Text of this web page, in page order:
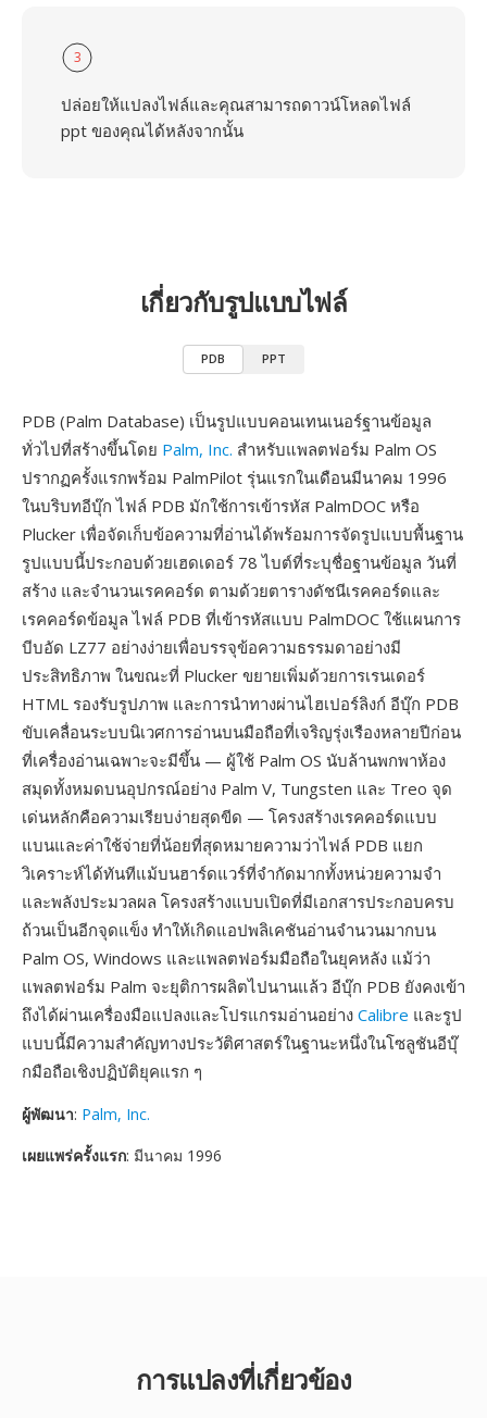
3
ปล่อยให้แปลงไฟล์และคุณสามารถดาวน์โหลดไฟล์
ppt ของคุณได้หลังจากนั้น
เกี่ยวกับรูปแบบไฟล์
PDB PPT
PDB (Palm Database) เป็นรูปแบบคอนเทนเนอร์ฐานข้อมูล
ทั่วไปที่สร้างขึ้นโดย Palm, Inc. สำหรับแพลตฟอร์ม Palm OS
ปรากฏครั้งแรกพร้อม PalmPilot รุ่นแรกในเดือนมีนาคม 1996
ในบริบทอีบุ๊ก ไฟล์ PDB มักใช้การเข้ารหัส PalmDOC หรือ
Plucker เพื่อจัดเก็บข้อความที่อ่านได้พร้อมการจัดรูปแบบพื้นฐาน
รูปแบบนี้ประกอบด้วยเฮดเดอร์ 78 ไบต์ที่ระบุชื่อฐานข้อมูล วันที่
สร้าง และจำนวนเรคคอร์ด ตามด้วยตารางดัชนีเรคคอร์ดและ
เรคคอร์ดข้อมูล ไฟล์ PDB ที่เข้ารหัสแบบ PalmDOC ใช้แผนการ
บีบอัด LZ77 อย่างง่ายเพื่อบรรจุข้อความธรรมดาอย่างมี
ประสิทธิภาพ ในขณะที่ Plucker ขยายเพิ่มด้วยการเรนเดอร์
HTML รองรับรูปภาพ และการนำทางผ่านไฮเปอร์ลิงก์ อีบุ๊ก PDB
ขับเคลื่อนระบบนิเวศการอ่านบนมือถือที่เจริญรุ่งเรืองหลายปีก่อน
ที่เครื่องอ่านเฉพาะจะมีขึ้น — ผู้ใช้ Palm OS นับล้านพกพาห้อง
สมุดทั้งหมดบนอุปกรณ์อย่าง Palm V, Tungsten และ Treo จุด
เด่นหลักคือความเรียบง่ายสุดขีด — โครงสร้างเรคคอร์ดแบบ
แบนและค่าใช้จ่ายที่น้อยที่สุดหมายความว่าไฟล์ PDB แยก
วิเคราะห์ได้ทันทีแม้บนฮาร์ดแวร์ที่จำกัดมากทั้งหน่วยความจำ
และพลังประมวลผล โครงสร้างแบบเปิดที่มีเอกสารประกอบครบ
ถ้วนเป็นอีกจุดแข็ง ทำให้เกิดแอปพลิเคชันอ่านจำนวนมากบน
Palm OS, Windows และแพลตฟอร์มมือถือในยุคหลัง แม้ว่า
แพลตฟอร์ม Palm จะยุติการผลิตไปนานแล้ว อีบุ๊ก PDB ยังคงเข้า
ถึงได้ผ่านเครื่องมือแปลงและโปรแกรมอ่านอย่าง Calibre และรูป
แบบนี้มีความสำคัญทางประวัติศาสตร์ในฐานะหนึ่งในโซลูชันอีบุ๊
กมือถือเชิงปฏิบัติยุคแรก ๆ
ผู้พัฒนา: Palm, Inc.
เผยแพร่ครั้งแรก: มีนาคม 1996
การแปลงที่เกี่ยวข้อง